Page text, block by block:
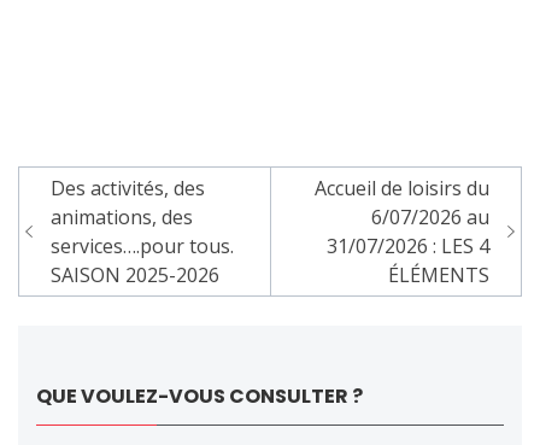
Des activités, des
animations, des
services….pour tous.
SAISON 2025-2026
Accueil de loisirs du
6/07/2026 au
31/07/2026 : LES 4
ÉLÉMENTS
QUE VOULEZ-VOUS CONSULTER ?